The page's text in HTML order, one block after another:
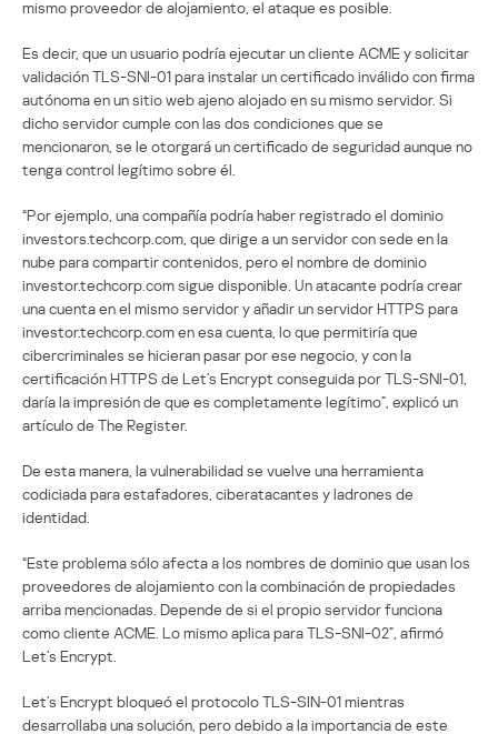
mismo proveedor de alojamiento, el ataque es posible.
Es decir, que un usuario podría ejecutar un cliente ACME y solicitar
validación TLS-SNI-01 para instalar un certificado inválido con firma
autónoma en un sitio web ajeno alojado en su mismo servidor. Si
dicho servidor cumple con las dos condiciones que se
mencionaron, se le otorgará un certificado de seguridad aunque no
tenga control legítimo sobre él.
“Por ejemplo, una compañía podría haber registrado el dominio
investors.techcorp.com, que dirige a un servidor con sede en la
nube para compartir contenidos, pero el nombre de dominio
investor.techcorp.com sigue disponible. Un atacante podría crear
una cuenta en el mismo servidor y añadir un servidor HTTPS para
investor.techcorp.com en esa cuenta, lo que permitiría que
cibercriminales se hicieran pasar por ese negocio, y con la
certificación HTTPS de Let’s Encrypt conseguida por TLS-SNI-01,
daría la impresión de que es completamente legítimo”, explicó un
artículo de The Register.
De esta manera, la vulnerabilidad se vuelve una herramienta
codiciada para estafadores, ciberatacantes y ladrones de
identidad.
“Este problema sólo afecta a los nombres de dominio que usan los
proveedores de alojamiento con la combinación de propiedades
arriba mencionadas. Depende de si el propio servidor funciona
como cliente ACME. Lo mismo aplica para TLS-SNI-02”, afirmó
Let’s Encrypt.
Let’s Encrypt bloqueó el protocolo TLS-SIN-01 mientras
desarrollaba una solución, pero debido a la importancia de este